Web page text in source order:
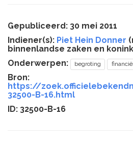
Gepubliceerd: 30 mei 2011
Indiener(s): Piet Hein Donner
binnenlandse zaken en
Onderwerpen:
begroting
Bron:
https://
32500-B-16.html
ID: 32500-B-16